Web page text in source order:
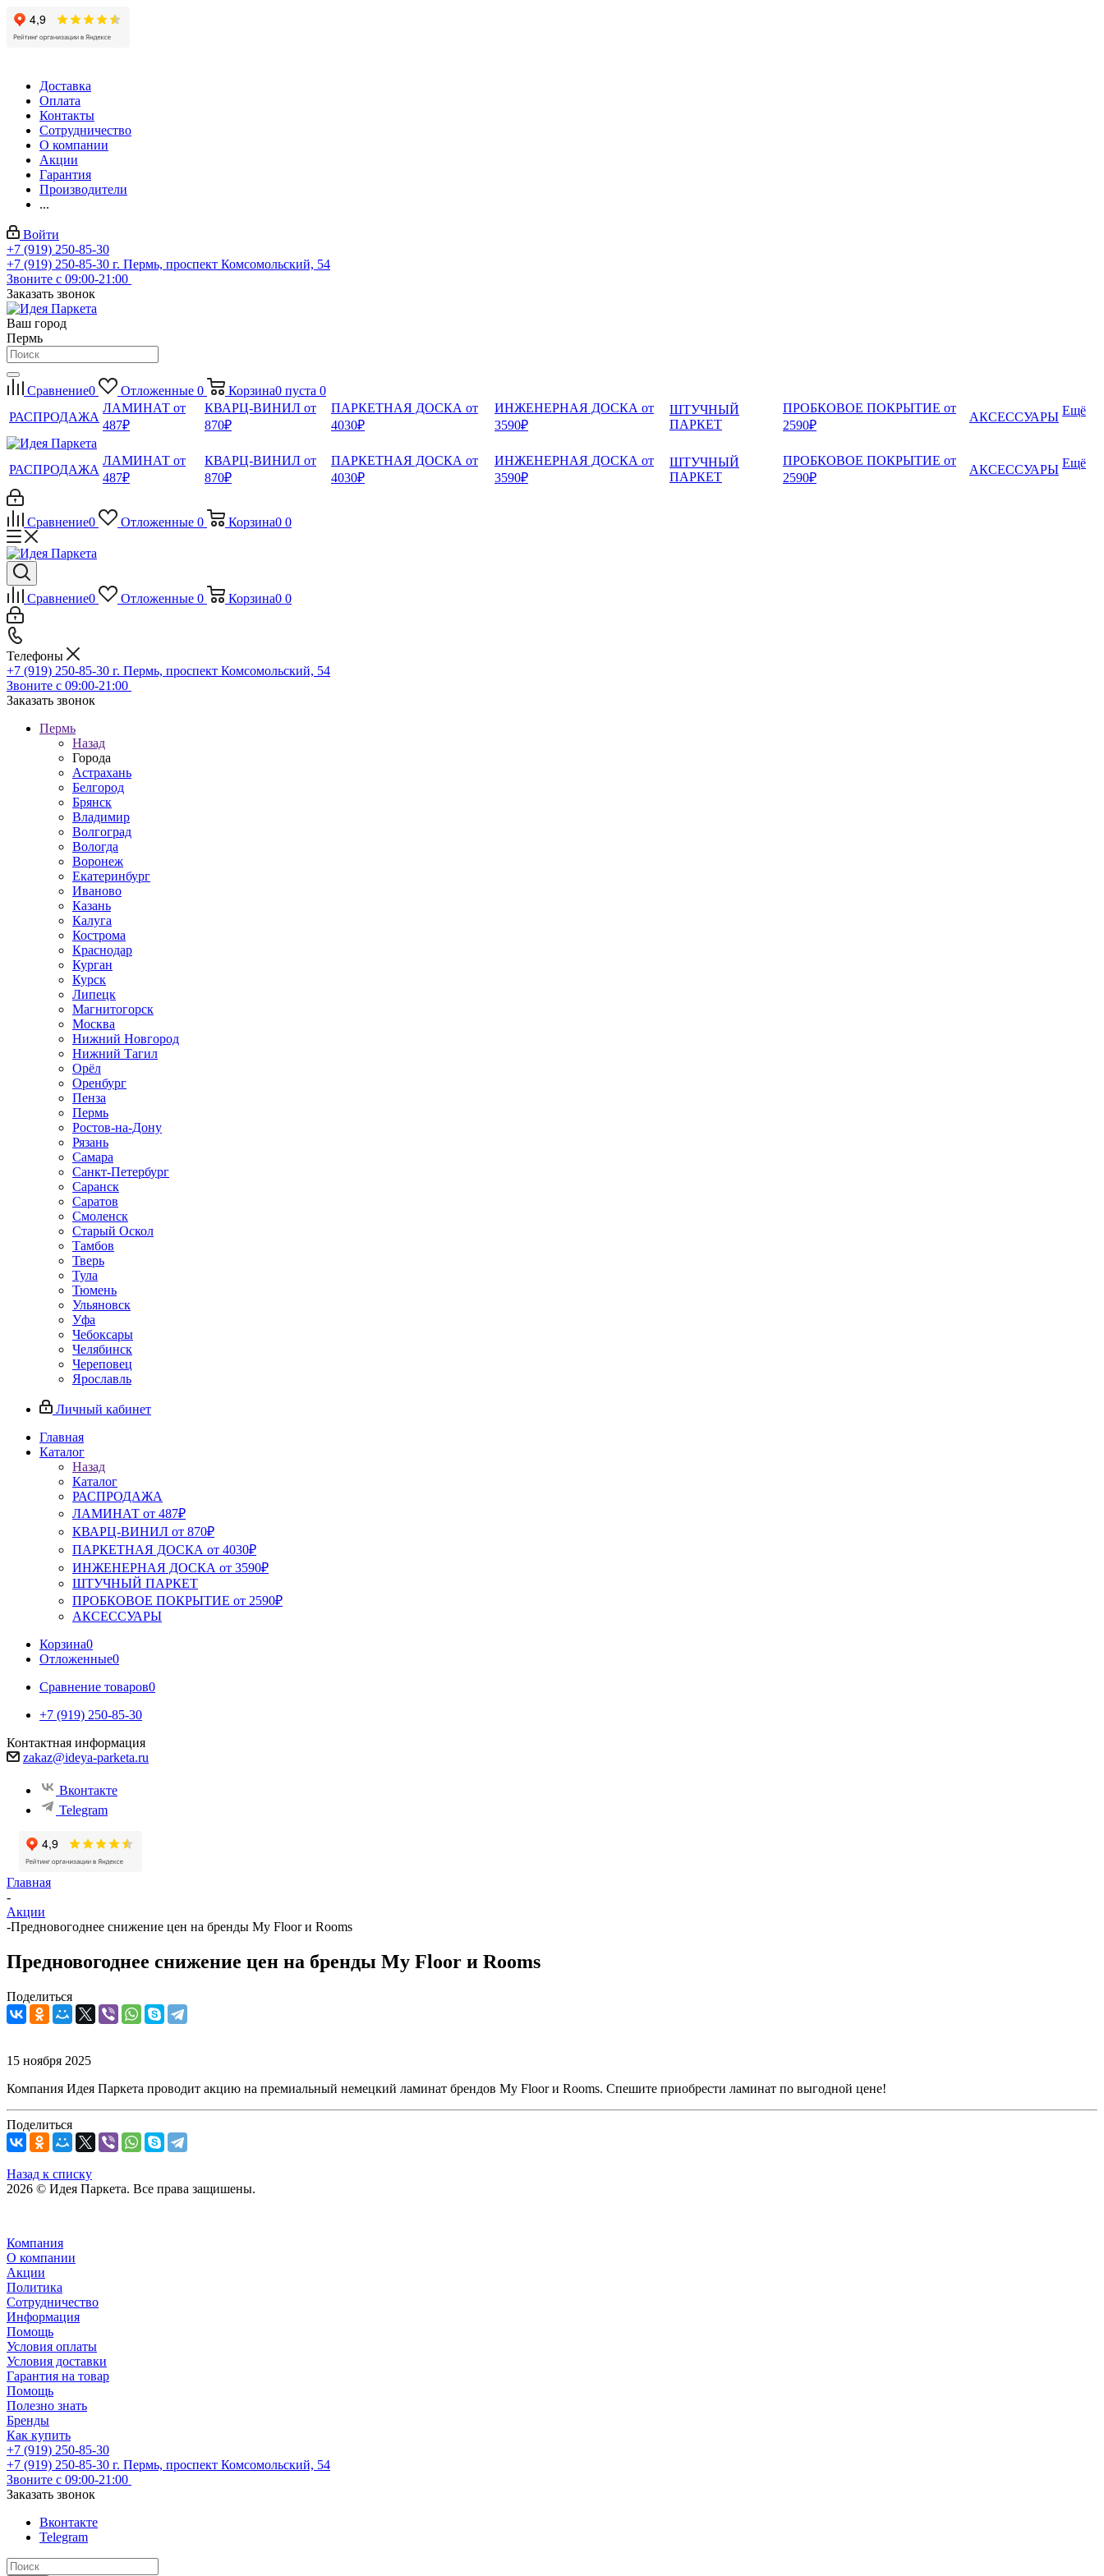
Доставка
Оплата
Контакты
Сотрудничество
О компании
Акции
Гарантия
Производители
...
Войти
+7 (919) 250-85-30
+7 (919) 250-85-30 г. Пермь, проспект Комсомольский, 54
Звоните с 09:00-21:00
Заказать звонок
Ваш город
Пермь
Сравнение0 Отложенные 0 Корзина0 пуста 0
РАСПРОДАЖА
ЛАМИНАТ от
487₽
КВАРЦ-ВИНИЛ от
870₽
ПАРКЕТНАЯ ДОСКА от
4030₽
ИНЖЕНЕРНАЯ ДОСКА от
3590₽
ШТУЧНЫЙ
ПАРКЕТ
ПРОБКОВОЕ ПОКРЫТИЕ от
2590₽
АКСЕССУАРЫ Ещё
РАСПРОДАЖА
ЛАМИНАТ от
487₽
КВАРЦ-ВИНИЛ от
870₽
ПАРКЕТНАЯ ДОСКА от
4030₽
ИНЖЕНЕРНАЯ ДОСКА от
3590₽
ШТУЧНЫЙ
ПАРКЕТ
ПРОБКОВОЕ ПОКРЫТИЕ от
2590₽
АКСЕССУАРЫ Ещё
Сравнение0 Отложенные 0 Корзина0 0
Сравнение0 Отложенные 0 Корзина0 0
Телефоны
+7 (919) 250-85-30 г. Пермь, проспект Комсомольский, 54
Звоните с 09:00-21:00
Заказать звонок
Пермь
Назад
Города
Астрахань
Белгород
Брянск
Владимир
Волгоград
Вологда
Воронеж
Екатеринбург
Иваново
Казань
Калуга
Кострома
Краснодар
Курган
Курск
Липецк
Магнитогорск
Москва
Нижний Новгород
Нижний Тагил
Орёл
Оренбург
Пенза
Пермь
Ростов‑на‑Дону
Рязань
Самара
Санкт‑Петербург
Саранск
Саратов
Смоленск
Старый Оскол
Тамбов
Тверь
Тула
Тюмень
Ульяновск
Уфа
Чебоксары
Челябинск
Череповец
Ярославль
Личный кабинет
Главная
Каталог
Назад
Каталог
РАСПРОДАЖА
ЛАМИНАТ от 487₽
КВАРЦ-ВИНИЛ от 870₽
ПАРКЕТНАЯ ДОСКА от 4030₽
ИНЖЕНЕРНАЯ ДОСКА от 3590₽
ШТУЧНЫЙ ПАРКЕТ
ПРОБКОВОЕ ПОКРЫТИЕ от 2590₽
АКСЕССУАРЫ
Корзина0
Отложенные0
Сравнение товаров0
+7 (919) 250-85-30
Контактная информация
zakaz@ideya-parketa.ru
Вконтакте
Telegram
Главная
-
Акции
-Предновогоднее снижение цен на бренды My Floor и Rooms
Предновогоднее снижение цен на бренды My Floor и Rooms
Поделиться
15 ноября 2025
Компания Идея Паркета проводит акцию на премиальный немецкий ламинат брендов My Floor и Rooms. Спешите приобрести ламинат по выгодной цене!
Поделиться
Назад к списку
2026 © Идея Паркета. Все права защишены.
Компания
О компании
Акции
Политика
Сотрудничество
Информация
Помощь
Условия оплаты
Условия доставки
Гарантия на товар
Помощь
Полезно знать
Бренды
Как купить
+7 (919) 250-85-30
+7 (919) 250-85-30 г. Пермь, проспект Комсомольский, 54
Звоните с 09:00-21:00
Заказать звонок
Вконтакте
Telegram